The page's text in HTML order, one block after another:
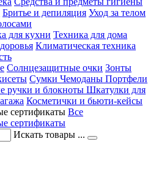
Бритье и депиляция Уход за телом
для кухни Техника для дома
Климатическая техника
Солнцезащитные очки Зонты
Сумки Чемоданы Портфели
ручки и блокноты Шкатулки для
Косметички и бьюти-кейсы
сертификаты Все
сертификаты
Искать товары ...